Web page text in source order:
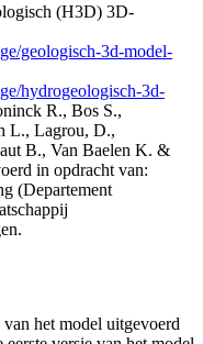
(H3D) 3D-
geologisch-3d-model-
hydrogeologisch-3d-
R., Bos S.,
L., Lagrou, D.,
B., Van Baelen K. &
in opdracht van:
(Departement
het model uitgevoerd